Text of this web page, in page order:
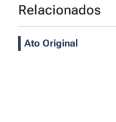
Relacionados
Ato Original